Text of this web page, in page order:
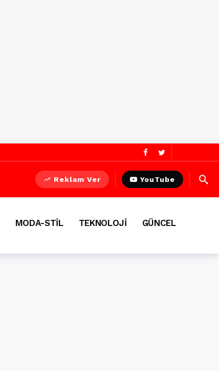
Reklam Ver YouTube
MODA-STİL TEKNOLOJİ
GÜNCEL